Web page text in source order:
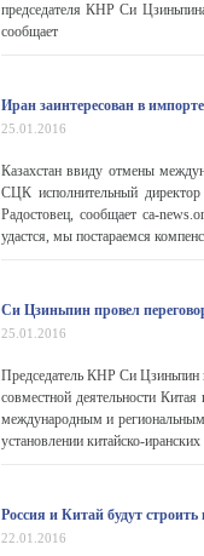
председателя КНР Си
сообщает
Иран заинтересован в
25.01.2016
Казахстан ввиду отмены
СЦК исполнительный
Радостовец, сообщает ca-
удастся, мы постараемся
Си Цзиньпин провел
25.01.2016
Председатель КНР Си Цзиньпин
совместной деятельности
международным и
установлении китайско-
Россия и Китай будут
22.01.2016